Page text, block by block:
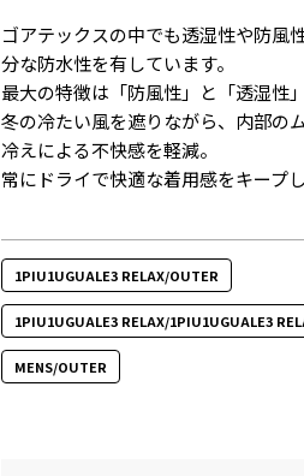
ゴアテックスの中でも透湿性や防風
分な防水性を有しています。
最大の特徴は「防風性」と「透湿性
冬の冷たい風を遮りながら、内部の
冷えによる不快感を軽減。
常にドライで快適な着用感をキープし
1PIU1UGUALE3 RELAX/OUTER
1PIU1UGUALE3 RELAX/1PIU1UGUALE3
MENS/OUTER